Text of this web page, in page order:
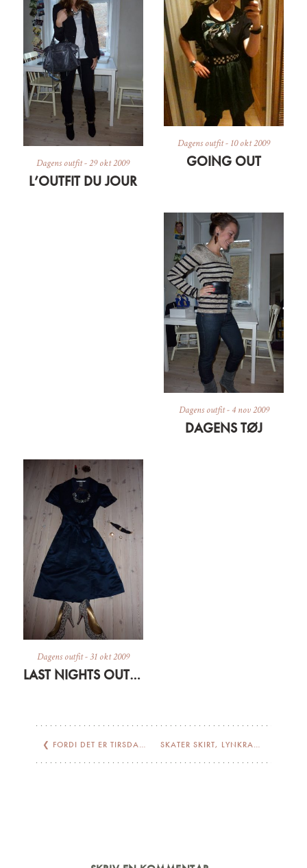
Dagens outfit-29 okt 2009
L’OUTFIT DU JOUR
Dagens outfit- 10 okt 2009
GOING OUT
Dagens outfit-4 nov 2009
DAGENS TØJ
Dagens outfit-31 okt 2009
LAST NIGHTS OUTFIT – RECONSTRUCTION
❮ FORDI DET ER TIRSDAG… SKATER SKIRT, LYNKRAVE OG IS